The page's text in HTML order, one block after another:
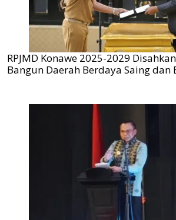
RPJMD Konawe 2025-2029
Bangun Daerah Berdaya Saing